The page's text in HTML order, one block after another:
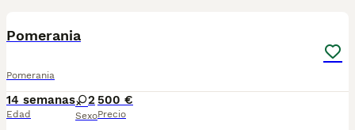
Pomerania
Pomerania
14 semanas
Edad
2
Sexo
500 €
Precio